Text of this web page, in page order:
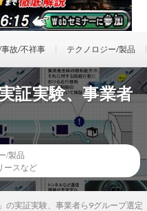
故/不祥事 テクノロジー/製品
証実験、事業者
/製品
ースなど
の実証実験、事業者ら9グループ選定